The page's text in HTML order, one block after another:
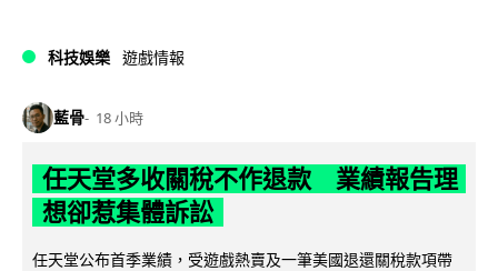
科技娛樂 遊戲情報
藍骨 18 小時
任天堂多收關稅不作退款 業績報告理
想卻惹集體訴訟
任天堂公布首季業績，受遊戲熱賣及一筆美國退還關稅款項帶